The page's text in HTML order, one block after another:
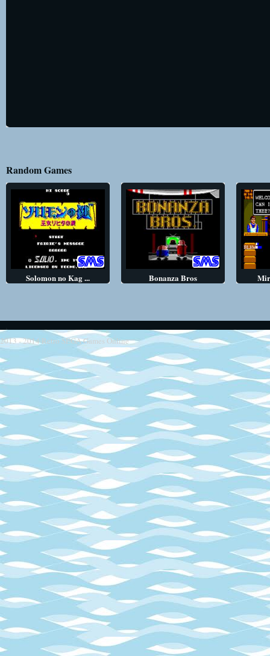
Random Games
Solomon no Kag ... Bonanza Bros
2013 - 2014Retro SEGA Games Online